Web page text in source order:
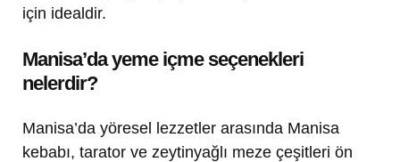
için idealdir.
Manisa’da yeme içme seçenekleri
nelerdir?
Manisa’da yöresel lezzetler arasında Manisa
kebabı, tarator ve zeytinyağlı meze çeşitleri ön